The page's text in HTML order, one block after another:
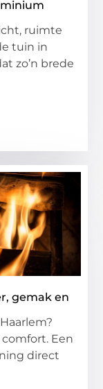
ruimte
tuin in
zo’n brede
gemak en
Een
direct